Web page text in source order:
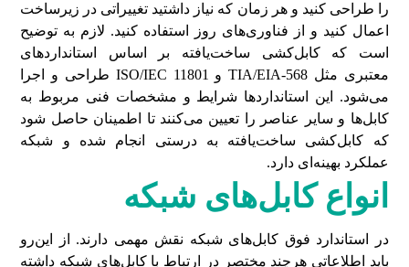
را طراحی کنید و هر زمان که نیاز داشتید تغییراتی در زیرساخت
اعمال کنید و از فناوری‌های روز استفاده کنید. لازم به توضیح
است که کابل‌کشی ساخت‌یافته بر اساس استانداردهای
معتبری مثل TIA/EIA-568 و ISO/IEC 11801 طراحی و اجرا
می‌شود. این استانداردها شرایط و مشخصات فنی مربوط به
کابل‌ها و سایر عناصر را تعیین می‌کنند تا اطمینان حاصل شود
که کابل‌کشی ساخت‌یافته به درستی انجام شده و شبکه
عملکرد بهینه‌ای دارد.
انواع کابل‌های شبکه
در استاندارد فوق کابل‌های شبکه نقش مهمی دارند. از این‌رو
باید اطلاعاتی هرچند مختصر در ارتباط با کابل‌های شبکه داشته